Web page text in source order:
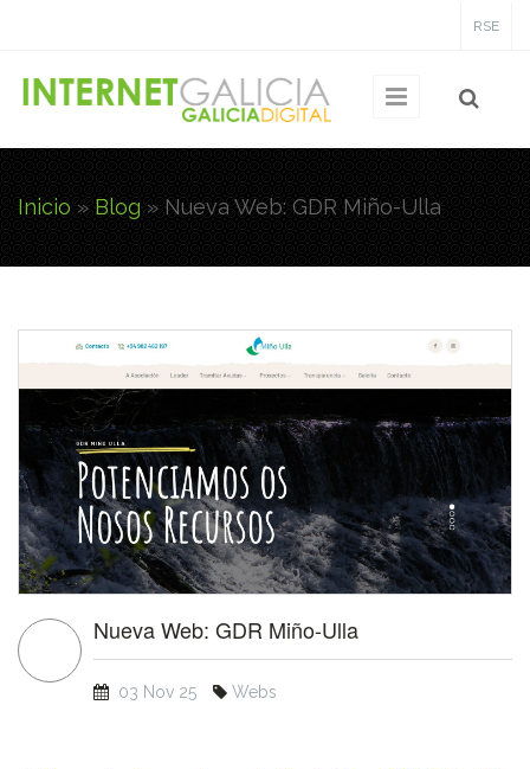
RSE
Usted está aquí
Inicio » Blog » Nueva Web: GDR Miño-Ulla
Nueva Web: GDR Miño-Ulla
03 Nov 25 Webs